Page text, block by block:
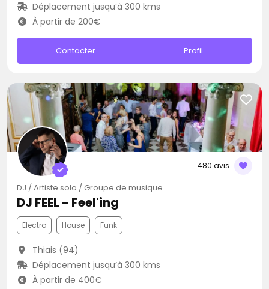
Déplacement jusqu’à 300 kms
À partir de 200€
Contacter Profil
480 avis
DJ / Artiste solo / Groupe de musique
DJ FEEL - Feel'ing
Electro House Funk
Thiais (94)
Déplacement jusqu’à 300 kms
À partir de 400€